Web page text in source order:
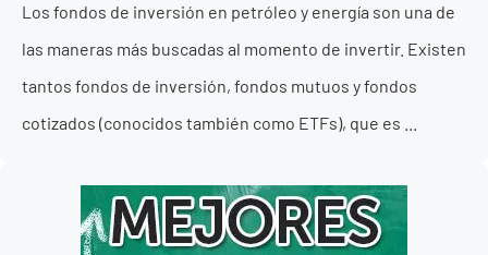
Los fondos de inversión en petróleo y energía son una de
las maneras más buscadas al momento de invertir. Existen
tantos fondos de inversión, fondos mutuos y fondos
cotizados (conocidos también como ETFs), que es ...